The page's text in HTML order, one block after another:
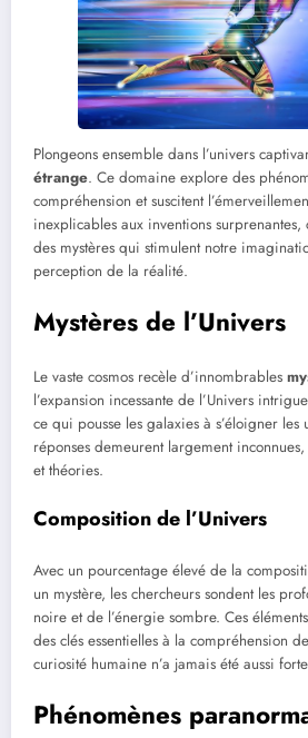
Plongeons ensemble dans l’univers
étrange. Ce domaine explore des
compréhension et suscitent
inexplicables aux inventions surprenantes,
des mystères qui stimulent notre
perception de la réalité.
Mystères de l’Univers
Le vaste cosmos recèle d’innombrables
l’expansion incessante de l’Univers
ce qui pousse les galaxies à s’éloigner les
réponses demeurent largement
et théories.
Composition de l’Univers
Avec un pourcentage élevé de la
un mystère, les chercheurs sondent les
noire et de l’énergie sombre. Ces
des clés essentielles à la compréhension
curiosité humaine n’a jamais été aussi
Phénomènes